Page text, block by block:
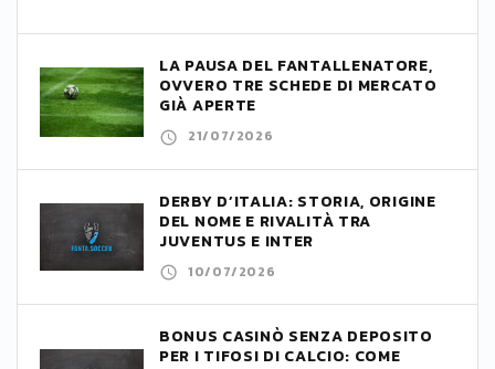
LA PAUSA DEL FANTALLENATORE,
OVVERO TRE SCHEDE DI MERCATO
GIÀ APERTE
21/07/2026
DERBY D’ITALIA: STORIA, ORIGINE
DEL NOME E RIVALITÀ TRA
JUVENTUS E INTER
10/07/2026
BONUS CASINÒ SENZA DEPOSITO
PER I TIFOSI DI CALCIO: COME